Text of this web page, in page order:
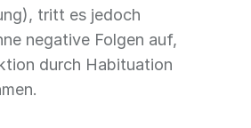
tritt es jedoch
negative Folgen auf,
durch Habituation